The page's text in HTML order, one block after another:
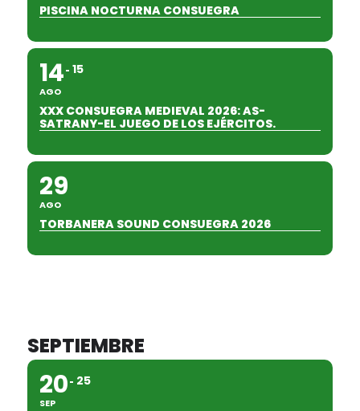
PISCINA NOCTURNA CONSUEGRA
14
AGO
15
XXX CONSUEGRA MEDIEVAL 2026: AS-
SATRANY-EL JUEGO DE LOS EJÉRCITOS.
29
AGO
TORBANERA SOUND CONSUEGRA 2026
SEPTIEMBRE
20
SEP
25